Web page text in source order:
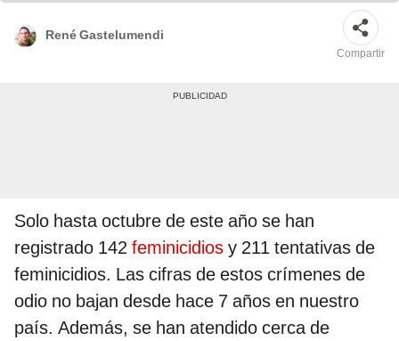
René Gastelumendi
Compartir
Solo hasta octubre de este año se han
registrado 142 feminicidios y 211 tentativas de
feminicidios. Las cifras de estos crímenes de
odio no bajan desde hace 7 años en nuestro
país. Además, se han atendido cerca de